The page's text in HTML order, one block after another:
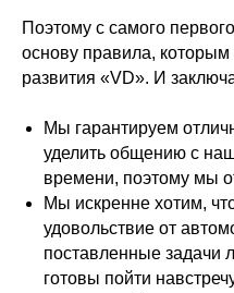
Поэтому с самого
основу правила,
развития «VD». И
Мы гарантируем
уделить общению с
времени, поэтому мы
Мы искренне хотим,
удовольствие от
поставленные задачи
готовы пойти